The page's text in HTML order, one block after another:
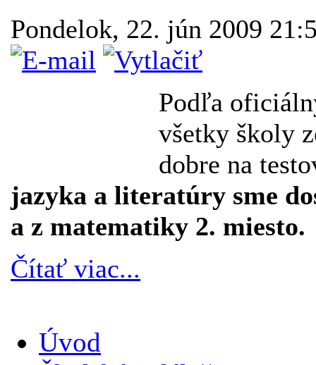
Pondelok, 22. jún 2009
Podľa
všetky školy
dobre na
jazyka a literatúry sme
a z matematiky 2. miesto.
Čítať viac...
Úvod